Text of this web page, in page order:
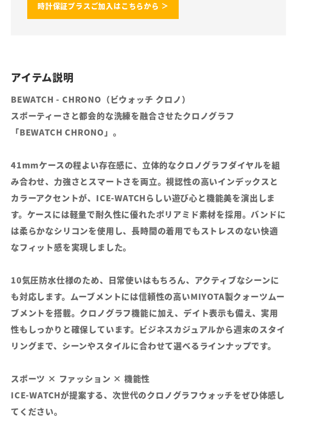
時計保証プラスご加入はこちらから ＞
BEWATCH - CHRONO（ビウォッチ クロノ）
スポーティーさと都会的な洗練を融合させたクロノグラフ
「BEWATCH CHRONO」。
41mmケースの程よい存在感に、立体的なクロノグラフダイヤルを組
み合わせ、力強さとスマートさを両立。視認性の高いインデックスと
カラーアクセントが、ICE-WATCHらしい遊び心と機能美を演出しま
す。ケースには軽量で耐久性に優れたポリアミド素材を採用。バンドに
は柔らかなシリコンを使用し、長時間の着用でもストレスのない快適
なフィット感を実現しました。
10気圧防水仕様のため、日常使いはもちろん、アクティブなシーンに
も対応します。ムーブメントには信頼性の高いMIYOTA製クォーツムー
ブメントを搭載。クロノグラフ機能に加え、デイト表示も備え、実用
性もしっかりと確保しています。ビジネスカジュアルから週末のスタイ
リングまで、シーンやスタイルに合わせて選べるラインナップです。
スポーツ × ファッション × 機能性
ICE-WATCHが提案する、次世代のクロノグラフウォッチをぜひ体感し
てください。